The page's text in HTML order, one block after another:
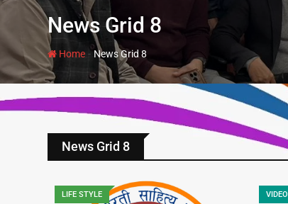
News Grid 8
Home -News Grid 8
News Grid 8
LIFE STYLE VIDEO